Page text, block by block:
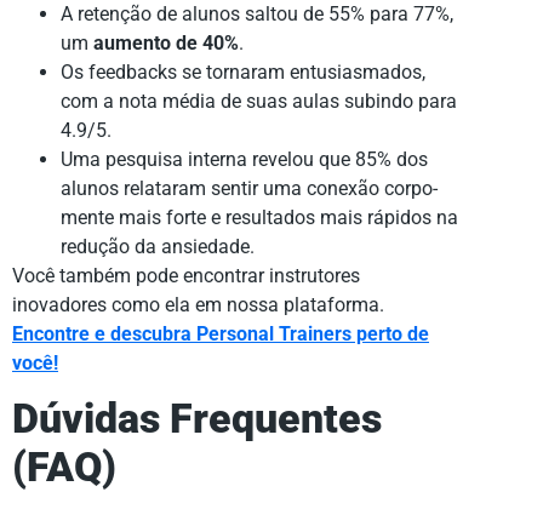
A retenção de alunos saltou de 55% para 77%,
um aumento de 40%.
Os feedbacks se tornaram entusiasmados,
com a nota média de suas aulas subindo para
4.9/5.
Uma pesquisa interna revelou que 85% dos
alunos relataram sentir uma conexão corpo-
mente mais forte e resultados mais rápidos na
redução da ansiedade.
Você também pode encontrar instrutores
inovadores como ela em nossa plataforma.
Encontre e descubra Personal Trainers perto de
você!
Dúvidas Frequentes
(FAQ)